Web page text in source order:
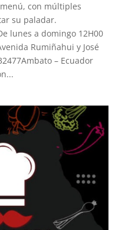
con múltiples
su paladar.
lunes a domingo 12H00
Rumiñahui y José
– Ecuador